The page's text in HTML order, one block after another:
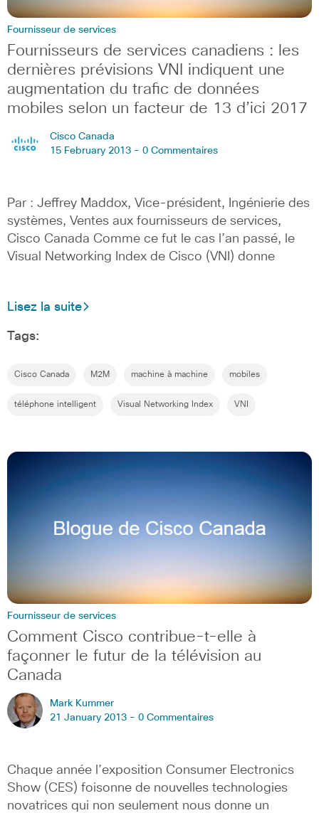
Fournisseur de services
Fournisseurs de services canadiens : les
dernières prévisions VNI indiquent une
augmentation du trafic de données
mobiles selon un facteur de 13 d’ici 2017
Cisco Canada
15 February 2013 - 0 Commentaires
Par : Jeffrey Maddox, Vice-président, Ingénierie des
systèmes, Ventes aux fournisseurs de services,
Cisco Canada Comme ce fut le cas l’an passé, le
Visual Networking Index de Cisco (VNI) donne
Lisez la suite
Tags:
Cisco Canada M2M machine à machine mobiles
téléphone intelligent Visual Networking Index VNI
Fournisseur de services
Comment Cisco contribue-t-elle à
façonner le futur de la télévision au
Canada
Mark Kummer
21 January 2013 - 0 Commentaires
Chaque année l’exposition Consumer Electronics
Show (CES) foisonne de nouvelles technologies
novatrices qui non seulement nous donne un